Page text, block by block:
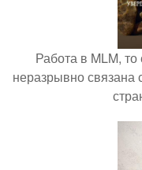
Работа в MLM,
неразрывно связана